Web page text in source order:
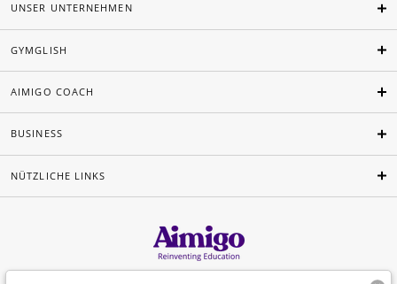
UNSER UNTERNEHMEN
GYMGLISH
AIMIGO COACH
BUSINESS
NÜTZLICHE LINKS